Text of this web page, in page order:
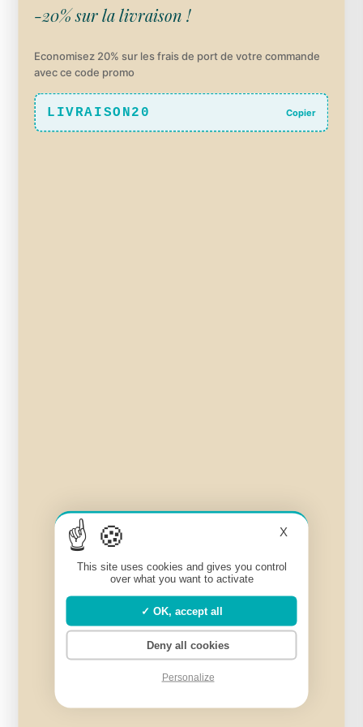
X
This site uses cookies and gives you control
over what you want to activate
OK, accept all
Deny all cookies
Personalize
-20% sur la livraison !
Economisez 20% sur les frais de port de votre commande
avec ce code promo
LIVRAISON20 Copier